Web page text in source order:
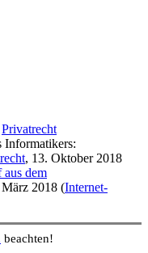
Privatrecht
Informatikers:
, 13. Oktober 2018
dem
März 2018 (Internet-
beachten!